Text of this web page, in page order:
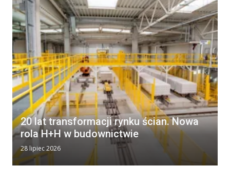
20 lat transformacji rynku ścian. Nowa
rola H+H w budownictwie
28 lipiec 2026